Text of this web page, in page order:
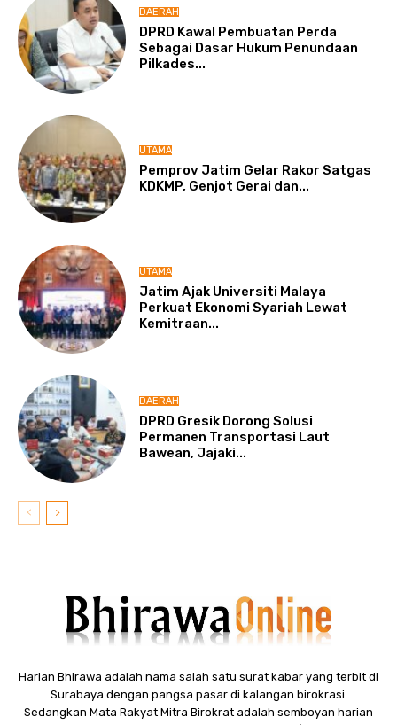
DAERAH
DPRD Kawal Pembuatan Perda
Sebagai Dasar Hukum Penundaan
Pilkades...
UTAMA
Pemprov Jatim Gelar Rakor Satgas
KDKMP, Genjot Gerai dan...
UTAMA
Jatim Ajak Universiti Malaya
Perkuat Ekonomi Syariah Lewat
Kemitraan...
DAERAH
DPRD Gresik Dorong Solusi
Permanen Transportasi Laut
Bawean, Jajaki...
Harian Bhirawa adalah nama salah satu surat kabar yang terbit di
Surabaya dengan pangsa pasar di kalangan birokrasi.
Sedangkan Mata Rakyat Mitra Birokrat adalah semboyan harian